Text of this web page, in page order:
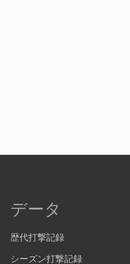
データ
歴代打撃記録
シーズン打撃記録